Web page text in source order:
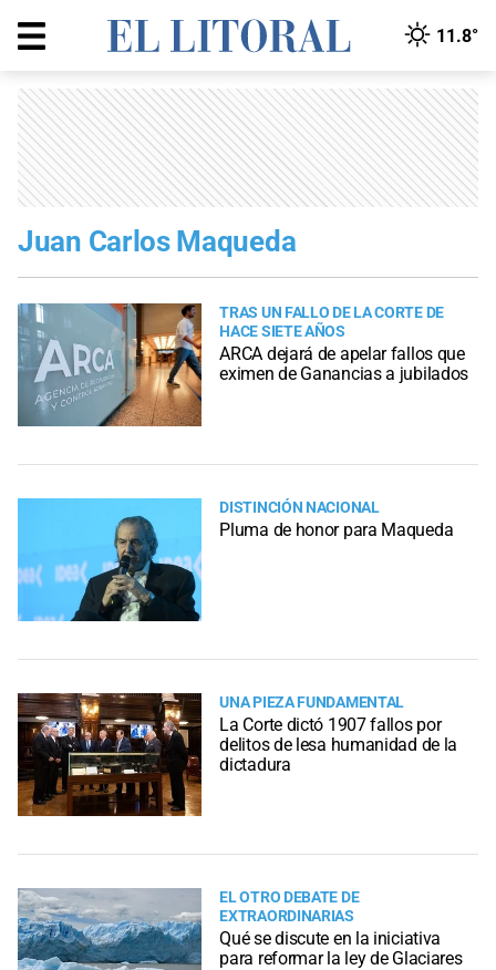
11.8°
Juan Carlos Maqueda
TRAS UN FALLO DE LA CORTE DE
HACE SIETE AÑOS
ARCA dejará de apelar fallos que
eximen de Ganancias a jubilados
DISTINCIÓN NACIONAL
Pluma de honor para Maqueda
UNA PIEZA FUNDAMENTAL
La Corte dictó 1907 fallos por
delitos de lesa humanidad de la
dictadura
EL OTRO DEBATE DE
EXTRAORDINARIAS
Qué se discute en la iniciativa
para reformar la ley de Glaciares